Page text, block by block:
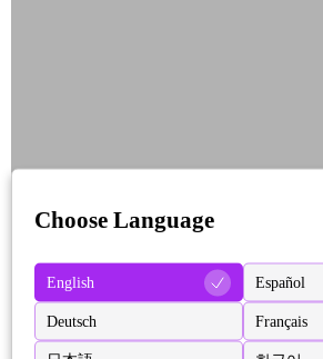
Choose Language
English Español
Deutsch Français